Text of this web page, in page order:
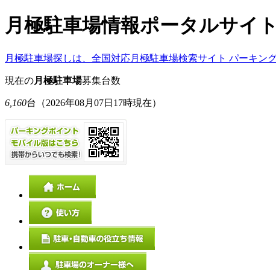
月極駐車場情報ポータルサイ
月極駐車場探しは、全国対応月極駐車場検索サイト パーキン
現在の月極駐車場募集台数
6,160台 （2026年08月07日17時現在）